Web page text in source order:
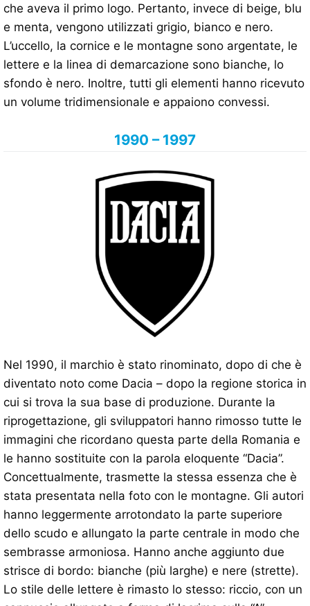
che aveva il primo logo. Pertanto, invece di beige, blu
e menta, vengono utilizzati grigio, bianco e nero.
L’uccello, la cornice e le montagne sono argentate, le
lettere e la linea di demarcazione sono bianche, lo
sfondo è nero. Inoltre, tutti gli elementi hanno ricevuto
un volume tridimensionale e appaiono convessi.
1990 – 1997
Nel 1990, il marchio è stato rinominato, dopo di che è
diventato noto come Dacia – dopo la regione storica in
cui si trova la sua base di produzione. Durante la
riprogettazione, gli sviluppatori hanno rimosso tutte le
immagini che ricordano questa parte della Romania e
le hanno sostituite con la parola eloquente “Dacia”.
Concettualmente, trasmette la stessa essenza che è
stata presentata nella foto con le montagne. Gli autori
hanno leggermente arrotondato la parte superiore
dello scudo e allungato la parte centrale in modo che
sembrasse armoniosa. Hanno anche aggiunto due
strisce di bordo: bianche (più larghe) e nere (strette).
Lo stile delle lettere è rimasto lo stesso: riccio, con un